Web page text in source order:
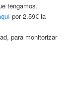
tengamos.
por 2.59€ la
para monitorizar